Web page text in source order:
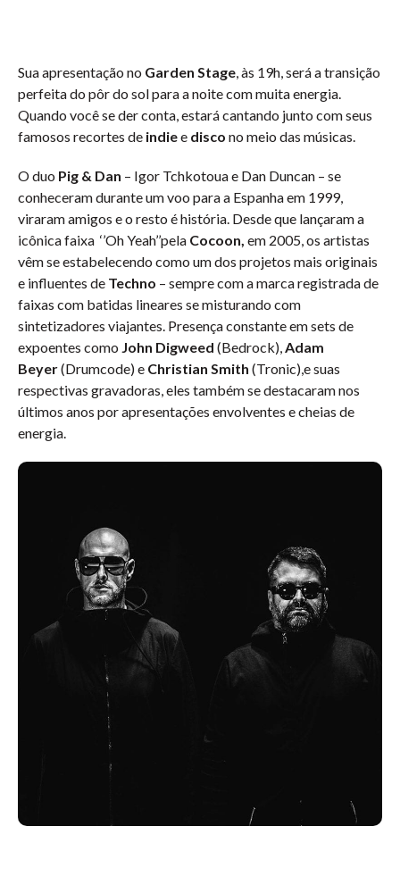
Sua apresentação no Garden Stage, às 19h, será a transição
perfeita do pôr do sol para a noite com muita energia.
Quando você se der conta, estará cantando junto com seus
famosos recortes de indiee disco no meio das músicas.
O duo Pig & Dan – Igor Tchkotoua e Dan Duncan – se
conheceram durante um voo para a Espanha em 1999,
viraram amigos e o resto é história. Desde que lançaram a
icônica faixa ‘’Oh Yeah’’pela Cocoon, em 2005, os artistas
vêm se estabelecendo como um dos projetos mais originais
e influentes de Techno – sempre com a marca registrada de
faixas com batidas lineares se misturando com
sintetizadores viajantes. Presença constante em sets de
expoentes como John Digweed (Bedrock),Adam
Beyer(Drumcode) e Christian Smith (Tronic),e suas
respectivas gravadoras, eles também se destacaram nos
últimos anos por apresentações envolventes e cheias de
energia.